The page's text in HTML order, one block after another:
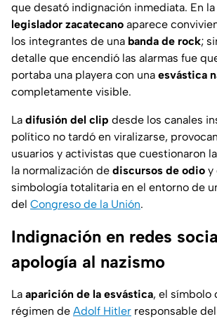
que desató indignación inmediata. En
legislador zacatecano aparece
los integrantes de una banda de rock;
detalle que encendió las alarmas fue
portaba una playera con una esvástica
completamente visible.
La difusión del clip desde los canales
político no tardó en viralizarse,
usuarios y activistas que cuestionaron
la normalización de discursos de odio y
simbología totalitaria en el entorno de
del Congreso de la Unión.
Indignación en redes
apología al nazismo
La aparición de la esvástica, el símbolo
régimen de Adolf Hitler responsable